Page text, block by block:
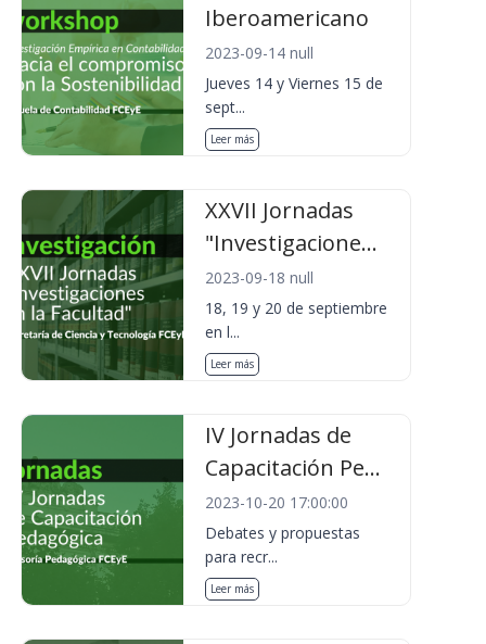
Iberoamericano
2023-09-14 null
Jueves 14 y Viernes 15 de
sept...
Leer más
XXVII Jornadas
"Investigacione...
2023-09-18 null
18, 19 y 20 de septiembre
en l...
Leer más
IV Jornadas de
Capacitación Pe...
2023-10-20 17:00:00
Debates y propuestas
para recr...
Leer más